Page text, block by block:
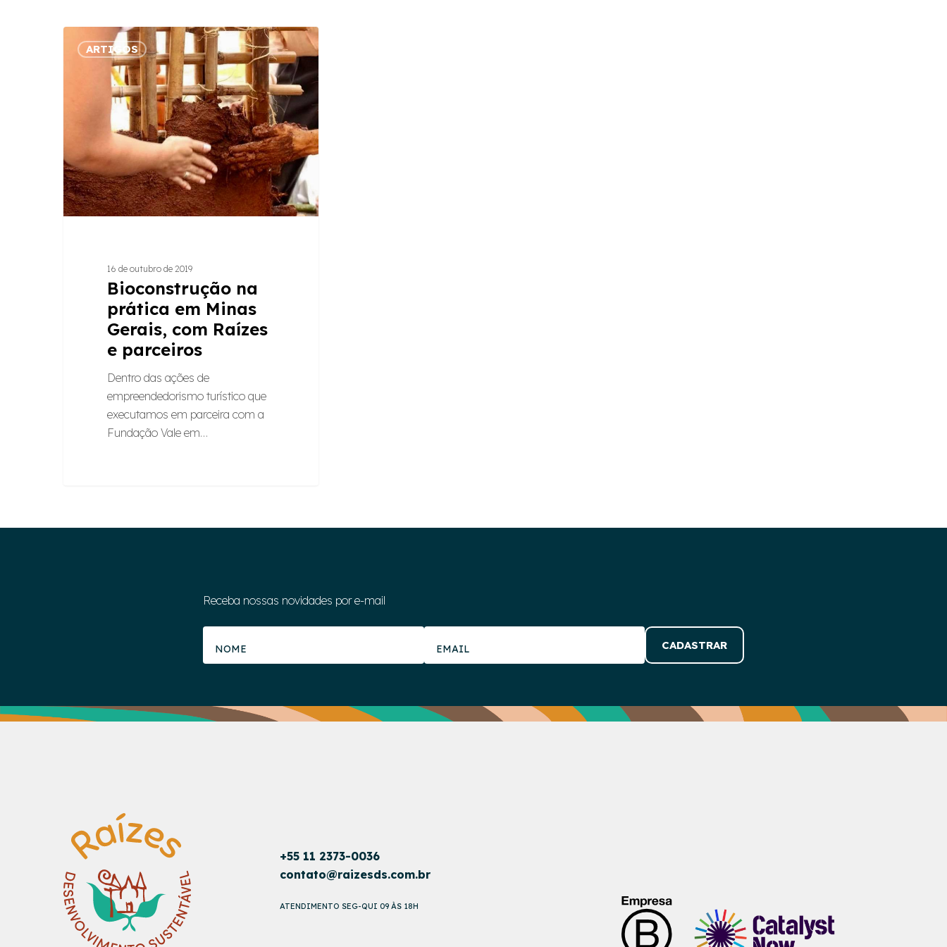
Bioconstrução
Raízes
e
parceiros
ARTIGOS
16 de outubro de 2019
Bioconstrução na
prática em Minas
Gerais, com Raízes
e parceiros
Dentro das ações de
empreendedorismo turístico que
executamos em parceira com a
Fundação Vale em…
Receba nossas novidades por e-mail
+55 11 2373-0036
contato@raizesds.com.br
ATENDIMENTO SEG-QUI 09 ÀS 18H